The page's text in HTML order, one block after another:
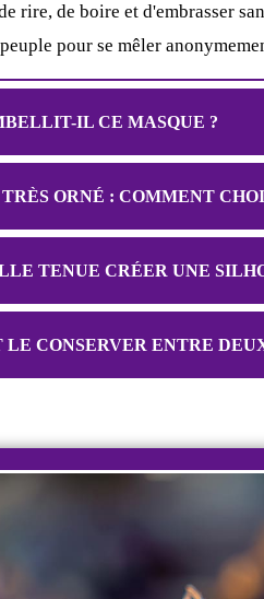
rire, de boire et d'embrasser
pour se mêler
IL CE MASQUE ?
TRÈS ORNÉ : COMMENT
TENUE CRÉER UNE
CONSERVER ENTRE